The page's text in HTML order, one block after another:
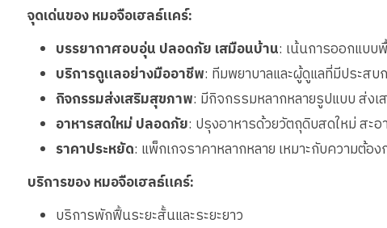
จุดเด่นของ หมอจือเฮลธ์แคร์:
บรรยากาศอบอุ่น ปลอดภัย เสมือนบ้าน: เน้นการออกแบบ
บริการดูแลอย่างมืออาชีพ: ทีมพยาบาลและผู้ดูแลที่มีประส
กิจกรรมส่งเสริมสุขภาพ: มีกิจกรรมหลากหลายรูปแบบ ส่ง
อาหารสดใหม่ ปลอดภัย: ปรุงอาหารด้วยวัตถุดิบสดใหม่ สะ
ราคาประหยัด: แพ็กเกจราคาหลากหลาย เหมาะกับความต้อ
บริการของ หมอจือเฮลธ์แคร์:
บริการพักฟื้นระยะสั้นและระยะยาว